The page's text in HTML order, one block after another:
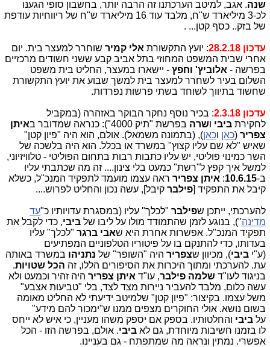
שנה. אגב, למיטב הערכתנו זה הרבה יותר, בחשבון סופי הגענו
לכ-3 מיליארד ש"ח, מלבד עוד 16 מיליארד ש"ח של ריווחיות עודפת
של בזק.. כסף קטן... .
עדכון 28.2.18 : יועץ התקשורת אלי קמיר שוחרר למעצר בית. יום
אחרי שבית המשפט המחוזי בתל אביב קבע ששני חשודים מרכזיים
בפרשה - אלוביץ' וחפץ - יישארו במעצר, החליט בית משפט
השלום בעיר לשחרר למעצר בית למשך שבוע את יועץ התקשורת
שחשוד בתיווך לשוחד בשתי פרשות נפרדות.
עדכון 2.3.18
: בכיר נוסף נחקר הבוקר באזהרה (במקביל
לחקירת ביבי ושרה בפרשת "תיק 4000"): כנראה שמדובר ב
איתן
צפריר (כאן וכאן), (בתמונה משמאל). אולם, הוא היה "פיון קטן"
שאיש "לא שם עליו קצוץ" במשרד או בכלל. הוא היה בלשכה של
השר כמינוי פוליטי, יש עליו כתבות רבות בתחום הפוליטי - טלוויזיוני,
למשל איך קפץ ל"רשת" כמעט בלי צינון.... זה מה שכתבתי עליו
ב-10.6.15
: איתן צפריר ראה עצמו מועמד לתפקיד המנכ"ל, כשלא
קיבל את התפקיד [פילבר קיבל], עשה נכון והחליט לפרוש....
להערכתי, ייתכן שפילבר "לכלך" עליו (במסגרת עדויותיו כ"עד
מדינה"), בנוגע לזמן שהתמודד מולו על ליבו של ביבי, כדי לקבל את
תפקיד המנכ"ל. אפשרות אחרת היא שאבי ברגר "לכלך" עליו
בעדותו, כדי להתנקם בו על פיטוריו הטלפוניים המפתיעים
(ע"י ביבי), מכיוון שצפריר היה "השופר" של נתניהו במשרד באותה
עת. להערכתי ומתוך היכרות את הסיפורים הללו, זה הכל שטויות.
בניגוד לעו"ד שלמה פילבר, עו"ד איתן צפריר היה זהיר וכמעט ולא
עשה כלום, מלבד להעביר ניירות מצד לצד, בלי "טביעות אצבע"
משל עצמו. בקיצור: "פיון קטן" שלמיטב ידיעתי לא החליט מאומה
בשום נושא. אולי החוקרים מצפים ממנו ש"ימכור להם מידע"
על ביבי והחלטותיו. בספק אם יספק משהו מעניין, כי איש לא ייחס
לו בזמנו חשיבות מיוחדת, גם לא ביבי. אולם, בפרשה הזו - הכל
אפשרי. נמתין ונראה מה שמתפתח - גם בעניינו.